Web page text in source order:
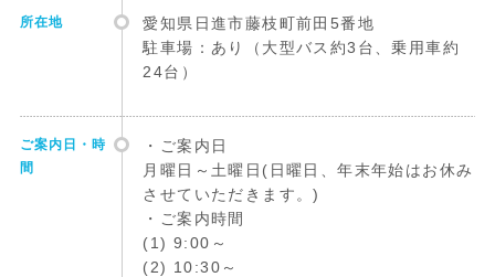
所在地
愛知県日進市藤枝町前田5番地
駐車場：あり（大型バス約3台、乗用車約
24台）
ご案内日・時
間
・ご案内日
月曜日～土曜日(日曜日、年末年始はお休み
させていただきます。)
・ご案内時間
(1) 9:00～
(2) 10:30～